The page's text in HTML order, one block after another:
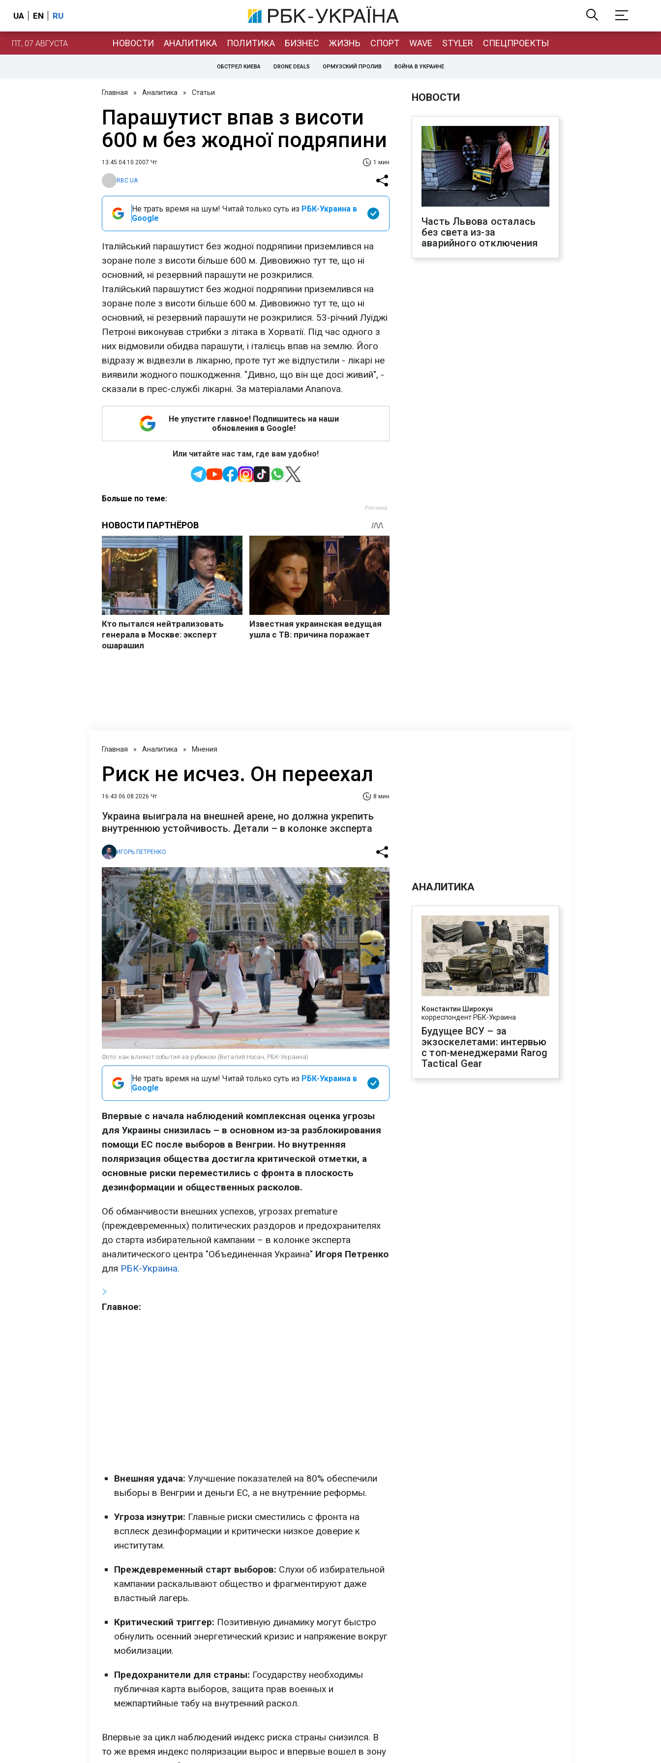
UA EN RU
ПТ, 07 АВГУСТА НОВОСТИ АНАЛИТИКА ПОЛИТИКА БИЗНЕС ЖИЗНЬ СПОРТ WAVE STYLER СПЕЦПРОЕКТЫ
ОБСТРЕЛ КИЕВА DRONE DEALS ОРМУЗСКИЙ ПРОЛИВ ВОЙНА В УКРАИНЕ
Главная » Аналитика » Статьи
Парашутист впав з висоти
600 м без жодної подряпини
13:45 04.10.2007 Чт 1 мин
RBC.UA
Не трать время на шум! Читай только суть из РБК-Украина в
Google
Італійський парашутист без жодної подряпини приземлився на
зоране поле з висоти більше 600 м. Дивовижно тут те, що ні
основний, ні резервний парашути не розкрилися.
Італійський парашутист без жодної подряпини приземлився на
зоране поле з висоти більше 600 м. Дивовижно тут те, що ні
основний, ні резервний парашути не розкрилися. 53-річний Луїджі
Петроні виконував стрибки з літака в Хорватії. Під час одного з
них відмовили обидва парашути, і італієць впав на землю. Його
відразу ж відвезли в лікарню, проте тут же відпустили - лікарі не
виявили жодного пошкодження. "Дивно, що він ще досі живий", -
сказали в прес-службі лікарні. За матеріалами Ananova.
Не упустите главное! Подпишитесь на наши
обновления в Google!
Или читайте нас там, где вам удобно!
Больше по теме:
НОВОСТИ
Часть Львова осталась
без света из-за
аварийного отключения
Главная » Аналитика » Мнения
Риск не исчез. Он переехал
16:43 06.08.2026 Чт 8 мин
Украина выиграла на внешней арене, но должна укрепить
внутреннюю устойчивость. Детали – в колонке эксперта
ИГОРЬ ПЕТРЕНКО
Фото: как влияют события за рубежом (Виталий Носач, РБК-Украина)
Не трать время на шум! Читай только суть из РБК-Украина в
Google
Впервые с начала наблюдений комплексная оценка угрозы
для Украины снизилась – в основном из-за разблокирования
помощи ЕС после выборов в Венгрии. Но внутренняя
поляризация общества достигла критической отметки, а
основные риски переместились с фронта в плоскость
дезинформации и общественных расколов.
Об обманчивости внешних успехов, угрозах premature
(преждевременных) политических раздоров и предохранителях
до старта избирательной кампании – в колонке эксперта
аналитического центра "Объединенная Украина" Игоря Петренко
для РБК-Украина.
Главное:
Внешняя удача: Улучшение показателей на 80% обеспечили
выборы в Венгрии и деньги ЕС, а не внутренние реформы.
Угроза изнутри: Главные риски сместились с фронта на
всплеск дезинформации и критически низкое доверие к
институтам.
Преждевременный старт выборов: Слухи об избирательной
кампании раскалывают общество и фрагментируют даже
властный лагерь.
Критический триггер: Позитивную динамику могут быстро
обнулить осенний энергетический кризис и напряжение вокруг
мобилизации.
Предохранители для страны: Государству необходимы
публичная карта выборов, защита прав военных и
межпартийные табу на внутренний раскол.
Впервые за цикл наблюдений индекс риска страны снизился. В
то же время индекс поляризации вырос и впервые вошел в зону
АНАЛИТИКА
Константин Широкун
корреспондент РБК-Украина
Будущее ВСУ – за
экзоскелетами: интервью
с топ-менеджерами Rarog
Tactical Gear